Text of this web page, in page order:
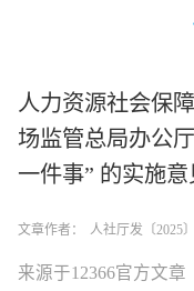
人力资源社会保
场监管总局办公
一件事” 的实施意
文章作者： 人社厅发〔2025
来源于12366官方文章